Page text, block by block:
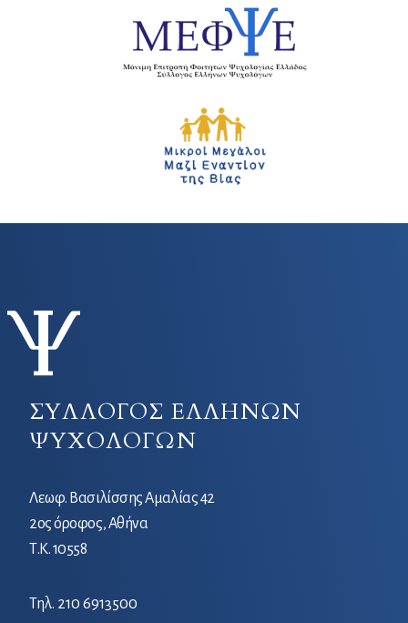
ΣΥΛΛΟΓΟΣ ΕΛΛΗΝΩΝ
ΨΥΧΟΛΟΓΩΝ
Λεωφ. Βασιλίσσης Αμαλίας 42
2ος όροφος, Αθήνα
Τ.Κ. 10558
Τηλ. 210 6913500